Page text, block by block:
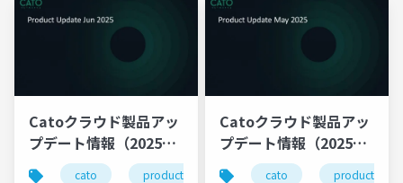
Catoクラウド製品アッ
プデート情報（2025年
6月版）cato productupdate
Catoクラウド製品アッ
プデート情報（2025年
5月版）cato